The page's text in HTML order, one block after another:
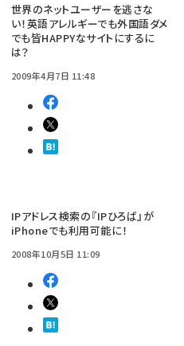
世界のネットユーザーを逃さな
い！英語アレルギーでも外国語ダメ
でも皆HAPPYなサイトにするに
は？
2009年4月7日 11:48
IPアドレス検索の『IPひろば』が
iPhoneでも利用可能に！
2008年10月5日 11:09